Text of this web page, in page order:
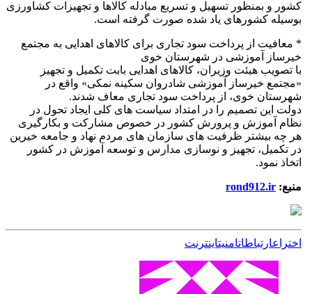
کشور و بمنظور تسهیل و تسریع مبادله کالاها و تجهیزات کشاورزی
بوسیله کشورهای یاد شده صورت گرفته است.
* معافیت از پرداخت سود تجاری برای کالاهای اهدایی به مجتمع
خیرساز آموزشی در شهرستان خوی
با تصویب هیئت وزیران، کالاهای اهدایی بابت تکمیل و تجهیز
«مجتمع خیرساز آموزشی شادروان سکینه نمکی» واقع در
شهرستان خوی، از پرداخت سود تجاری معاف شدند.
دولت این تصمیم را در امتداد سیاست های کلی ایجاد تحول در
نظام آموزش و پرورش کشور در خصوص مشارکت و بکارگیری
هر چه بیشتر ظرفیت های سازمان های مردم نهاد و جامعه خیرین
در تکمیل، تجهیز و نوسازی مدارس و توسعه آموزش در کشور
اتخاذ نمود.
منبع: rond912.ir
اختراعارتباطاتامنیتاینترنت